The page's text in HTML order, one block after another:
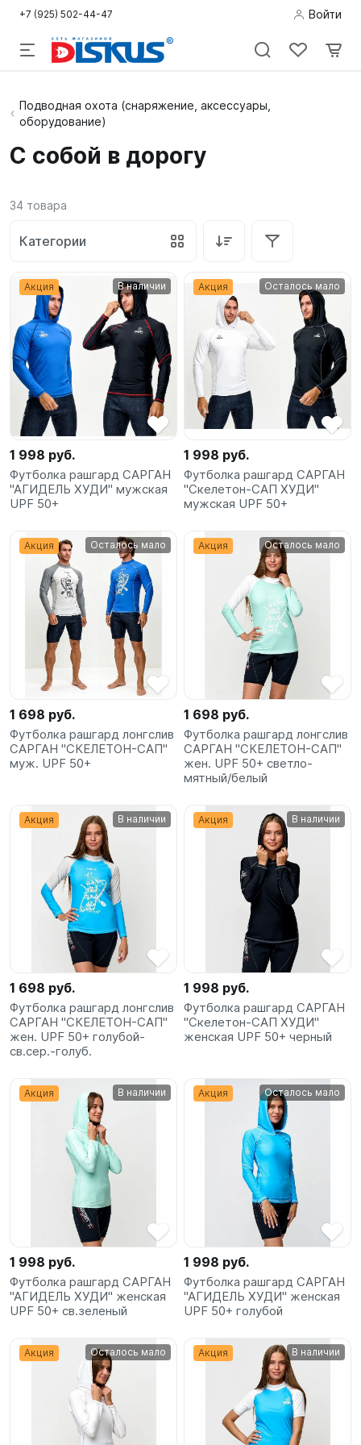
+7 (925) 502-44-47 Войти
Подводная
охота
Дайвинг
Снорклинг /
Детям
Бассейн
SUP-
сёрфинг
Подарочные
Карты
Бренды
Акции
Подводная охота (снаряжение, аксессуары,
оборудование)
С собой в дорогу
34 товара
Категории
Акция В наличии
1 998 руб.
Футболка рашгард САРГАН
"АГИДЕЛЬ ХУДИ" мужская
UPF 50+
Акция Осталось мало
1 998 руб.
Футболка рашгард САРГАН
"Скелетон-САП ХУДИ"
мужская UPF 50+
Акция Осталось мало
1 698 руб.
Футболка рашгард лонгслив
САРГАН "СКЕЛЕТОН-САП"
муж. UPF 50+
Акция Осталось мало
1 698 руб.
Футболка рашгард лонгслив
САРГАН "СКЕЛЕТОН-САП"
жен. UPF 50+ светло-
мятный/белый
Акция В наличии
1 698 руб.
Футболка рашгард лонгслив
САРГАН "СКЕЛЕТОН-САП"
жен. UPF 50+ голубой-
св.сер.-голуб.
Акция В наличии
1 998 руб.
Футболка рашгард САРГАН
"Скелетон-САП ХУДИ"
женская UPF 50+ черный
Акция В наличии
1 998 руб.
Футболка рашгард САРГАН
"АГИДЕЛЬ ХУДИ" женская
UPF 50+ св.зеленый
Акция Осталось мало
1 998 руб.
Футболка рашгард САРГАН
"АГИДЕЛЬ ХУДИ" женская
UPF 50+ голубой
Акция Осталось мало Акция В наличии